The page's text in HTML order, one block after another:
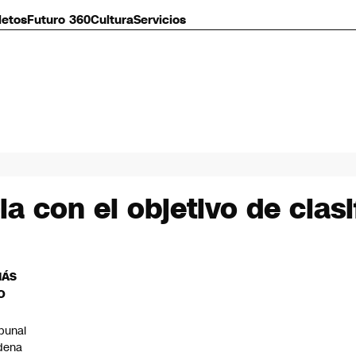
Futuro 360CulturaServicios
con el objetivo de